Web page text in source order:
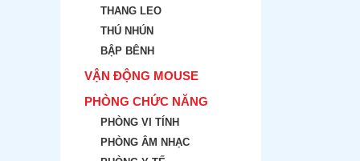
THANG LEO
THÚ NHÚN
BẬP BÊNH
VẬN ĐỘNG MOUSE
PHÒNG CHỨC NĂNG
PHÒNG VI TÍNH
PHÒNG ÂM NHẠC